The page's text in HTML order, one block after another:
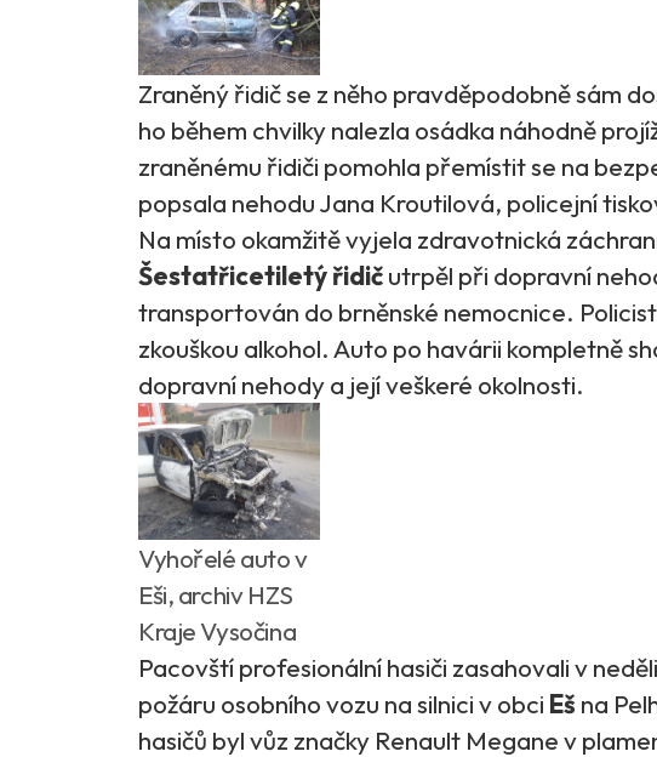
Zraněný řidič se z něho pravděpodobně sám
ho během chvilky nalezla osádka náhodně
zraněnému řidiči pomohla přemístit se na
popsala nehodu Jana Kroutilová, policejní
Na místo okamžitě vyjela zdravotnická
Šestatřicetiletý řidičutrpěl při dopravní
transportován do brněnské nemocnice.
zkouškou alkohol. Auto po havárii kompletně
dopravní nehody a její veškeré okolnosti.
Vyhořelé auto v
Eši, archiv HZS
Kraje Vysočina
Pacovští profesionální hasiči zasahovali v
požáru osobního vozu na silnici v obci Eš na
hasičů byl vůz značky Renault Megane v